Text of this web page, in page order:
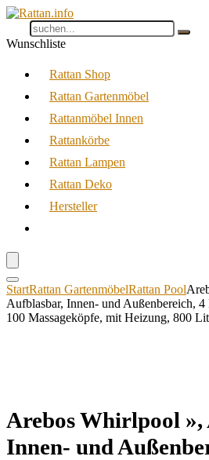
Wunschliste
Rattan Shop
Rattan Gartenmöbel
Rattanmöbel Innen
Rattankörbe
Rattan Lampen
Rattan Deko
Hersteller
StartRattan GartenmöbelRattan Pool
Aufblasbar, Innen- und Außenbereich, 4
100 Massageköpfe, mit Heizung, 800
Arebos Whirlpool »,
Innen- und